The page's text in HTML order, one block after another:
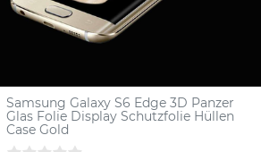
Samsung Galaxy S6 Edge 3D Panzer
Glas Folie Display Schutzfolie Hüllen
Case Gold